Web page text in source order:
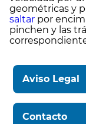
geométricas y
saltar por
pinchen y las
Aviso Legal
Contacto